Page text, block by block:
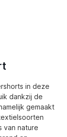
in deze
dankzij de
gemaakt
van nature